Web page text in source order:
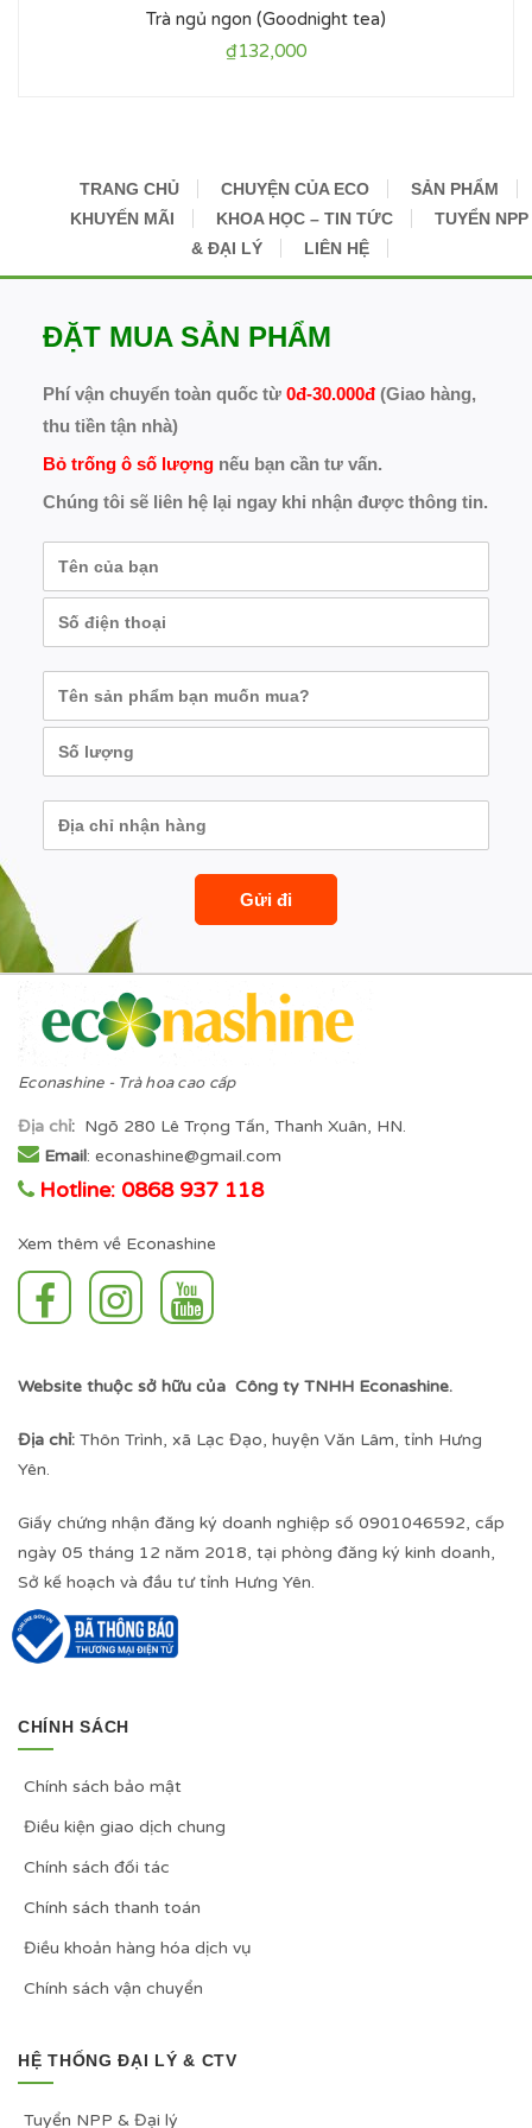
Trà ngủ ngon (Goodnight tea)
₫132,000
TRANG CHỦ CHUYỆN CỦA ECO
SẢN PHẨM
KHUYẾN MÃI
KHOA HỌC – TIN TỨC
TUYỂN NPP
& ĐẠI LÝ
LIÊN HỆ
ĐẶT MUA SẢN PHẨM
Phí vận chuyển toàn quốc từ 0đ-30.000đ(Giao hàng,
thu tiền tận nhà)
Bỏ trống ô số lượngnếu bạn cần tư vấn.
Chúng tôi sẽ liên hệ lại ngay khi nhận được thông tin.
Econashine - Trà hoa cao cấp
Địa chỉ: Ngõ 280 Lê Trọng Tấn, Thanh Xuân, HN.
Email: econashine@gmail.com
Hotline: 0868 937 118
Xem thêm về Econashine
Website thuộc sở hữu của Công ty TNHH Econashine.
Địa chỉ: Thôn Trình, xã Lạc Đạo, huyện Văn Lâm, tỉnh Hưng
Yên.
Giấy chứng nhận đăng ký doanh nghiệp số 0901046592, cấp
ngày 05 tháng 12 năm 2018, tại phòng đăng ký kinh doanh,
Sở kế hoạch và đầu tư tỉnh Hưng Yên.
CHÍNH SÁCH
Chính sách bảo mật
Điều kiện giao dịch chung
Chính sách đối tác
Chính sách thanh toán
Điều khoản hàng hóa dịch vụ
Chính sách vận chuyển
HỆ THỐNG ĐẠI LÝ & CTV
Tuyển NPP & Đại lý